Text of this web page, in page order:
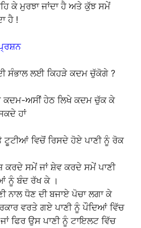
ਕੇ ਮੁਰਝਾ ਜਾਂਦਾ ਹੈ ਅਤੇ ਕੁੱਝ ਸਮੇਂ
ਹੈ !
ਸੰਭਾਲ ਲਈ ਕਿਹੜੇ ਕਦਮ ਚੁੱਕੋਗੇ ?
ਕਦਮ-ਅਸੀਂ ਹੇਠ ਲਿਖੇ ਕਦਮ ਚੁੱਕ ਕੇ
ਹਾਂ
ਟੂਟੀਆਂ ਵਿਚੋਂ ਰਿਸਦੇ ਹੋਏ ਪਾਣੀ ਨੂੰ ਰੋਕ
ਕਰਦੇ ਸਮੇਂ ਜਾਂ ਸ਼ੇਵ ਕਰਦੇ ਸਮੇਂ ਪਾਣੀ
ਨੂੰ ਬੰਦ ਰੱਖ ਕੇ ।
ਨਾਲ ਧੋਣ ਦੀ ਬਜਾਏ ਪੋਚਾ ਲਗਾ ਕੇ
ਵਰਤੇ ਗਏ ਪਾਣੀ ਨੂੰ ਪੌਦਿਆਂ ਵਿੱਚ
ਫਿਰ ਉਸ ਪਾਣੀ ਨੂੰ ਟਾਇਲਟ ਵਿੱਚ